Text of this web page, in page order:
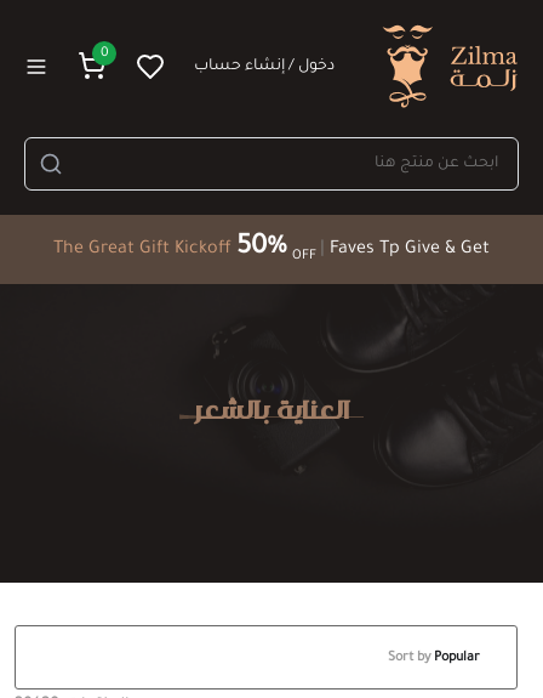
The Great Gift Kickoff 50% OFF Faves Tp Give & Get
دخول / إنشاء حساب
0
العناية بالشعر
Sort by